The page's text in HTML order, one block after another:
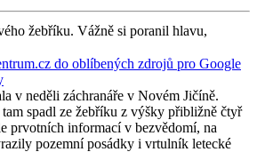
žebříku. Vážně si poranil hlavu,
do oblíbených zdrojů pro Google
v neděli záchranáře v Novém Jičíně.
spadl ze žebříku z výšky přibližně čtyř
prvotních informací v bezvědomí, na
pozemní posádky i vrtulník letecké